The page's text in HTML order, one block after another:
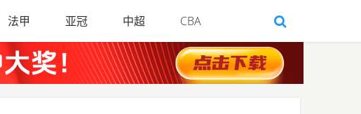
法甲 亚冠 中超 CBA